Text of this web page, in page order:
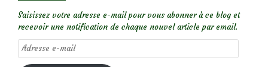
Saisissez votre adresse e-mail pour vous abonner à ce blog et
recevoir une notification de chaque nouvel article par email.
Adresse
e-